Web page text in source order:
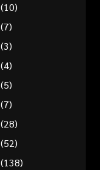
(10)
(7)
(3)
(4)
(5)
(7)
(28)
(52)
(138)